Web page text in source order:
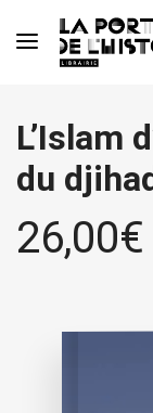
L’Islam
du
26,00€